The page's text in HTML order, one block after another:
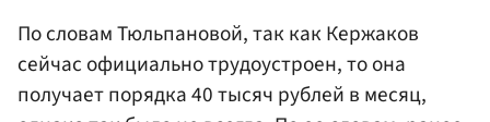
По словам Тюльпановой, так как Кержаков
сейчас официально трудоустроен, то она
получает порядка 40 тысяч рублей в месяц,